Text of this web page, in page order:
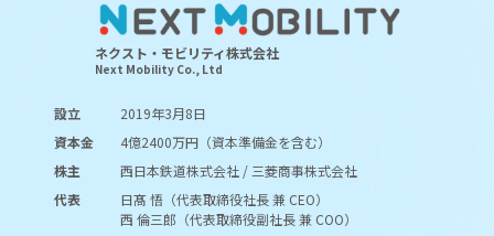
ネクスト・モビリティ株式会社
Next Mobility Co., Ltd
設立
2019年3月8日
資本金
4億2400万円（資本準備金を含む）
株主
西日本鉄道株式会社 / 三菱商事株式会社
代表
日髙 悟（代表取締役社長 兼 CEO）
西 倫三郎（代表取締役副社長 兼 COO）